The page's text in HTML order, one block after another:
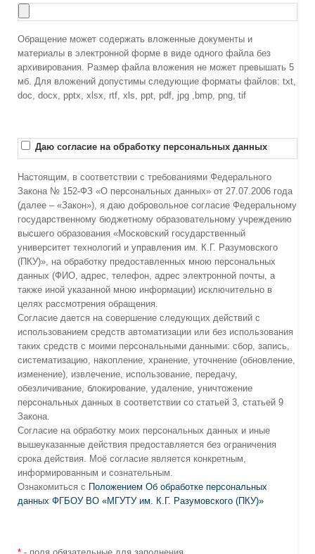
Обращение может содержать вложенные документы и
материалы в электронной форме в виде одного файла без
архивирования. Размер файла вложения не может превышать 5
мб. Для вложений допустимы следующие форматы файлов: txt,
doc, docx, pptx, xlsx, rtf, xls, ppt, pdf, jpg ,bmp, png, tif
Даю согласие на обработку персональных данных
Настоящим, в соответствии с требованиями Федерального
Закона № 152-ФЗ «О персональных данных» от 27.07.2006 года
(далее – «Закон»), я даю добровольное согласие Федеральному
государственному бюджетному образовательному учреждению
высшего образования «Московский государственный
университет технологий и управления им. К.Г. Разумовского
(ПКУ)», на обработку предоставленных мною персональных
данных (ФИО, адрес, телефон, адрес электронной почты, а
также иной указанной мною информации) исключительно в
целях рассмотрения обращения.
Согласие дается на совершение следующих действий с
использованием средств автоматизации или без использования
таких средств с моими персональными данными: сбор, запись,
систематизацию, накопление, хранение, уточнение (обновление,
изменение), извлечение, использование, передачу,
обезличивание, блокирование, удаление, уничтожение
персональных данных в соответствии со статьей 3, статьей 9
Закона.
Согласие на обработку моих персональных данных и иные
вышеуказанные действия предоставляется без ограничения
срока действия. Моё согласие является конкретным,
информированным и сознательным.
Ознакомиться с Положением Об обработке персональных
данных ФГБОУ ВО «МГУТУ им. К.Г. Разумовского (ПКУ)»